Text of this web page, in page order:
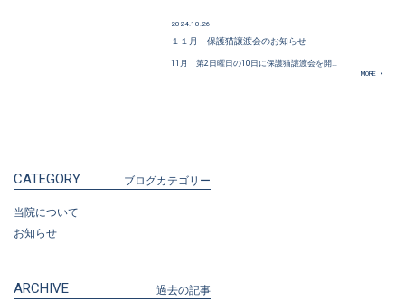
2024.10.26
１１月 保護猫譲渡会のお知らせ
11月 第2日曜日の10日に保護猫譲渡会を開…
MORE
CATEGORY ブログカテゴリー
当院について
お知らせ
ARCHIVE 過去の記事